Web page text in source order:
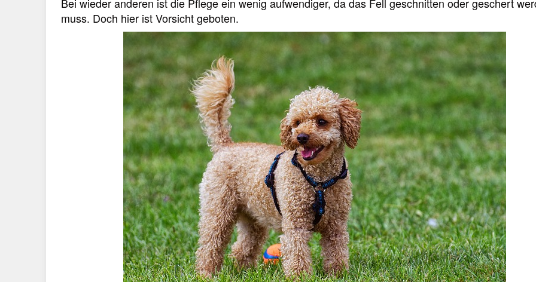
muss. Doch hier ist Vorsicht geboten.